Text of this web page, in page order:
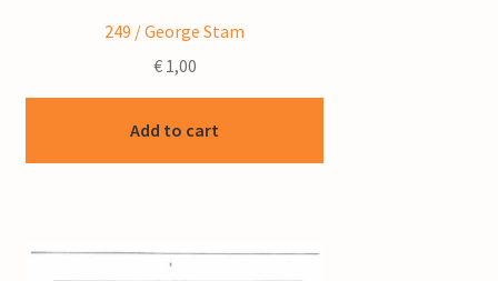
249 / George Stam
€1,00
Add to cart